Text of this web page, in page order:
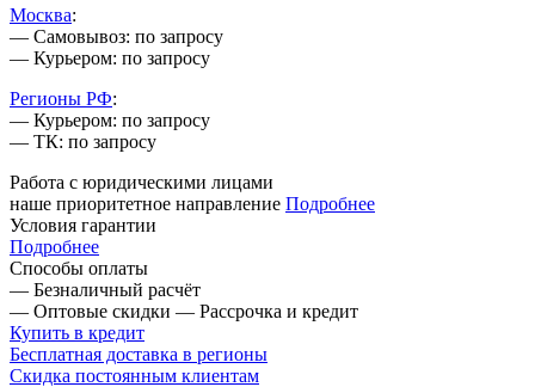
Москва:
— Самовывоз: по запросу
— Курьером: по запросу
Регионы РФ:
— Курьером: по запросу
— ТК: по запросу
Работа с юридическими лицами
наше приоритетное направление Подробнее
Условия гарантии
Подробнее
Способы оплаты
— Безналичный расчёт
— Оптовые скидки — Рассрочка и кредит
Купить в кредит
Бесплатная доставка в регионы
Скидка постоянным клиентам